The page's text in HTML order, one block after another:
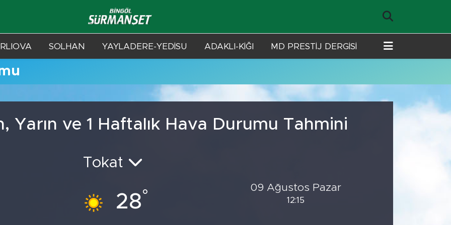
SOLHAN YAYLADERE-YEDİSU ADAKLI-KİĞI MD PRESTİJ DERGİSİ
Yarın ve 1 Haftalık Hava Durumu Tahmini
Tokat
28°
09 Ağustos Pazar
12:15